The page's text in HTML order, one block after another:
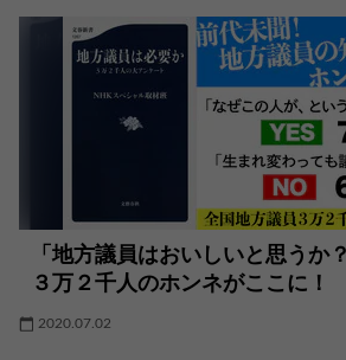
「地方議員はおいしいと思うか
３万２千人のホンネがここに！
2020.07.02